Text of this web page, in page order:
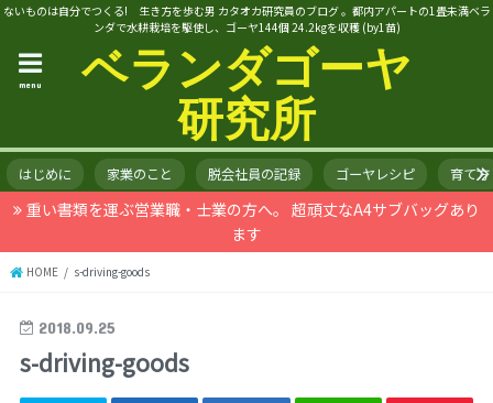
ないものは自分でつくる! 生き方を歩む男 カタオカ研究員のブログ 。都内アパートの1畳未満ベラ
ンダで水耕栽培を駆使し、ゴーヤ144個 24.2kgを収穫 (by1苗)
ベランダゴーヤ
研究所
menu
はじめに 家業のこと 脱会社員の記録 ゴーヤレシピ 育て方
重い書類を運ぶ営業職・士業の方へ。 超頑丈なA4サブバッグあり
ます
HOME s-driving-goods
2018.09.25
s-driving-goods